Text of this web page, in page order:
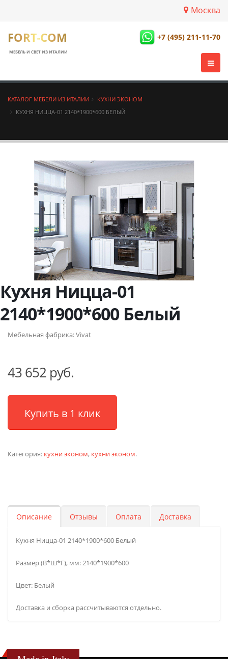
Москва
FORT-COM
МЕБЕЛЬ И СВЕТ ИЗ ИТАЛИИ
+7 (495) 211-11-70
КАТАЛОГ МЕБЕЛИ ИЗ ИТАЛИИ
КУХНИ ЭКОНОМ
КУХНЯ НИЦЦА-01 2140*1900*600 БЕЛЫЙ
Кухня Ницца-01
2140*1900*600 Белый
Мебельная фабрика:Vivat
43 652 руб.
Купить в 1 клик
Категория: кухни эконом, кухни эконом.
Описание Отзывы Оплата Доставка
Кухня Ницца-01 2140*1900*600 Белый
Размер (В*Ш*Г), мм: 2140*1900*600
Цвет: Белый
Доставка и сборка рассчитываются отдельно.